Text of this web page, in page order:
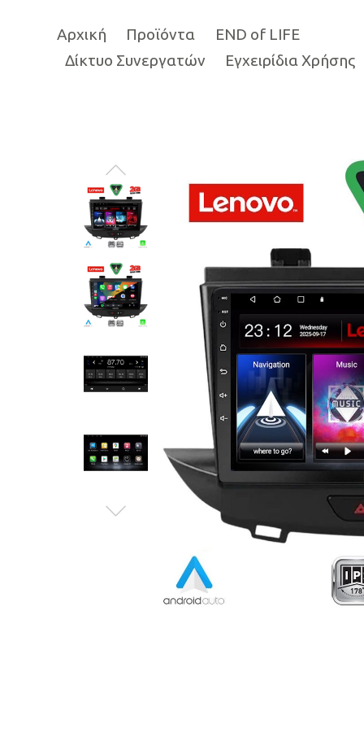
Αρχική Προϊόντα
END of LIFE
Δίκτυο Συνεργατών
Εγχειρίδια Χρήσης